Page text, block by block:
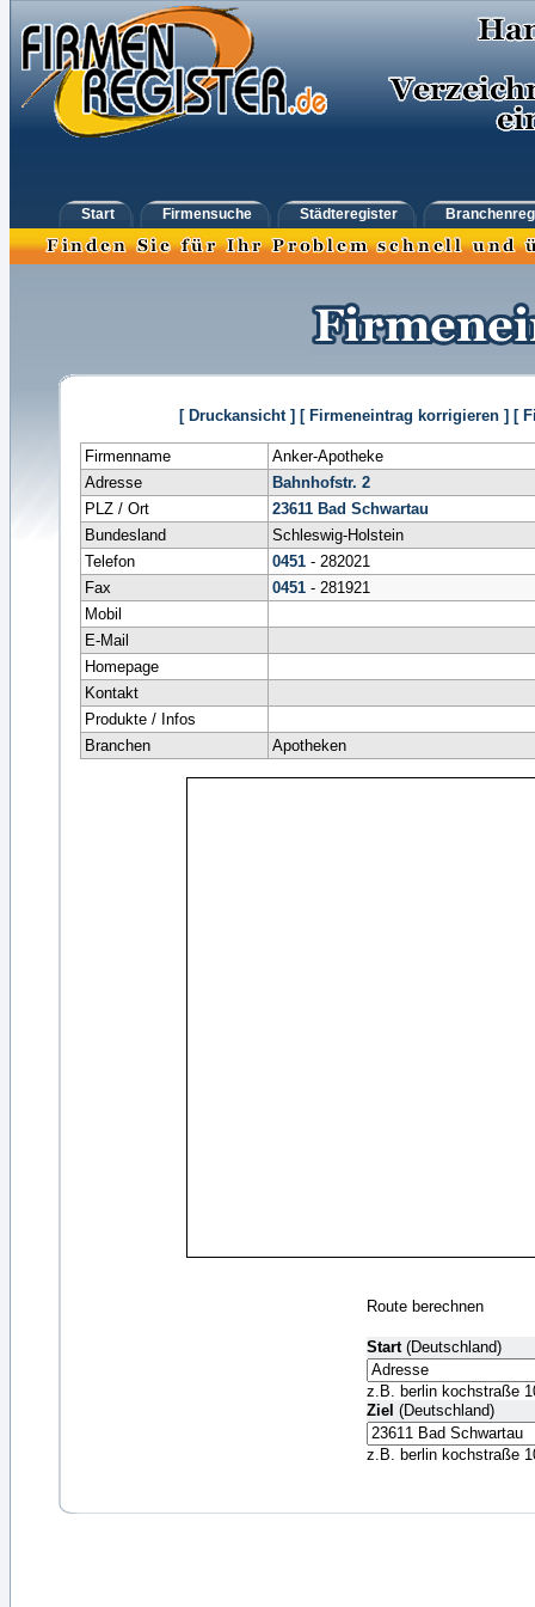
Start Firmensuche Städteregister
[ Druckansicht ] [ Firmeneintrag korrigieren ] [
Firmenname
Anker-Apotheke
Adresse
Bahnhofstr. 2
PLZ / Ort
23611 Bad Schwartau
Bundesland
Schleswig-Holstein
Telefon
0451- 282021
Fax
0451- 281921
Mobil
E-Mail
Homepage
Kontakt
Produkte / Infos
Branchen
Apotheken
Route berechnen
Start(Deutschland)
z.B. berlin kochstraße
Ziel (Deutschland)
z.B. berlin kochstraße